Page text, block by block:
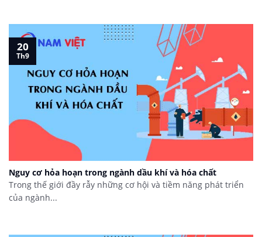
Nguy cơ hỏa hoạn trong ngành dầu khí và hóa chất
Trong thế giới đầy rẫy những cơ hội và tiềm năng phát triển
của ngành...
20
Th9